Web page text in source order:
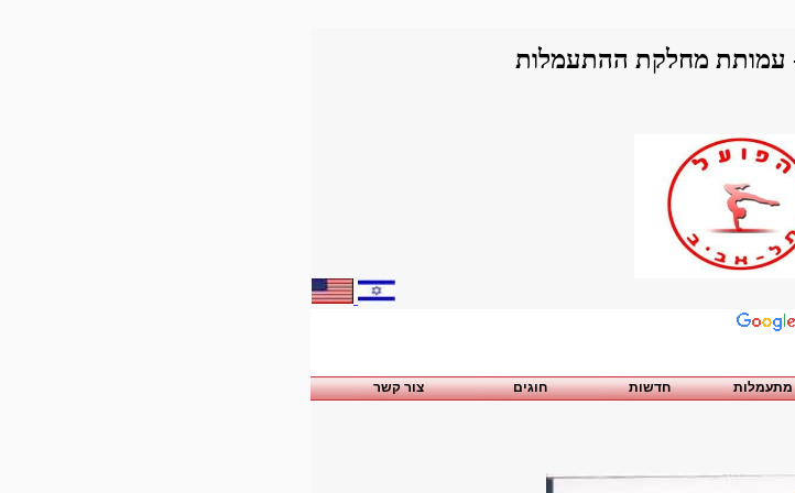
עמותת מחלקת ההתעמלות
מתעמלות חדשות חוגים צור קשר